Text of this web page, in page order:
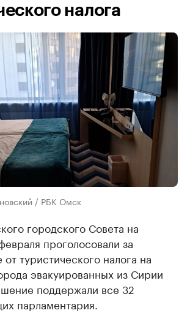
налога
/ РБК Омск
городского Совета на
проголосовали за
туристического налога на
эвакуированных из Сирии
поддержали все 32
парламентария.